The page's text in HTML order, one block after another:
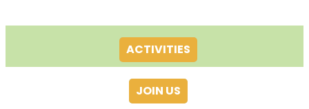
ACTIVITIES
JOIN US